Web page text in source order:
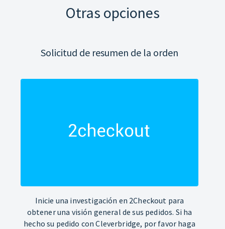
Otras opciones
Solicitud de resumen de la orden
Inicie una investigación en 2Checkout para
obtener una visión general de sus pedidos. Si ha
hecho su pedido con Cleverbridge, por favor haga